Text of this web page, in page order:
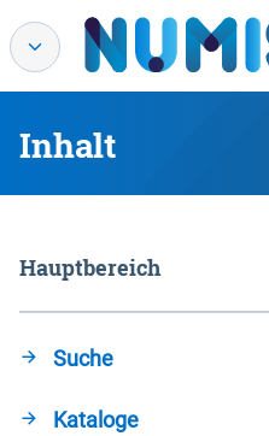
Inhalt
Hauptbereich
Suche
Kataloge